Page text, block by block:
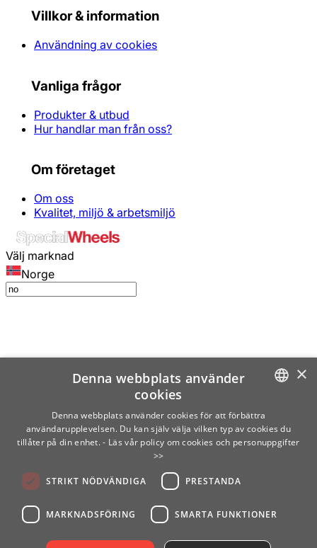
Villkor & information
Användning av cookies
Vanliga frågor
Produkter & utbud
Hur handlar man från oss?
Om företaget
Om oss
Kvalitet, miljö & arbetsmiljö
Välj marknad
Norge
SWEDISH
×
Denna webbplats använder
cookies
Denna webbplats använder cookies för att förbättra
användarupplevelsen. Du kan själv välja vilken typ av cookies du
tillåter på din enhet. - Läs vår policy om cookies och personuppgifter
>>
STRIKT NÖDVÄNDIGA PRESTANDA
MARKNADSFÖRING SMARTA FUNKTIONER